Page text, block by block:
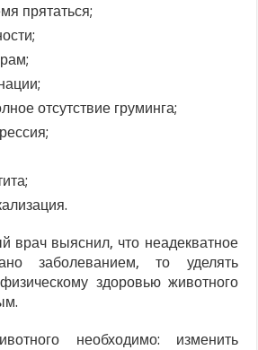
прятаться;
отсутствие груминга;
врач выяснил, что неадекватное
заболеванием, то уделять
здоровью животного
необходимо: изменить